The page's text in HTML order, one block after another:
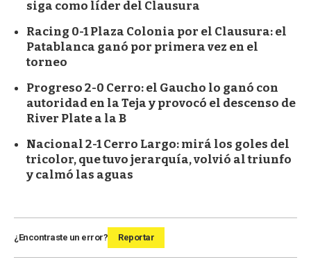
siga como líder del Clausura
Racing 0-1 Plaza Colonia por el Clausura: el
Patablanca ganó por primera vez en el
torneo
Progreso 2-0 Cerro: el Gaucho lo ganó con
autoridad en la Teja y provocó el descenso de
River Plate a la B
Nacional 2-1 Cerro Largo: mirá los goles del
tricolor, que tuvo jerarquía, volvió al triunfo
y calmó las aguas
¿Encontraste un error? Reportar